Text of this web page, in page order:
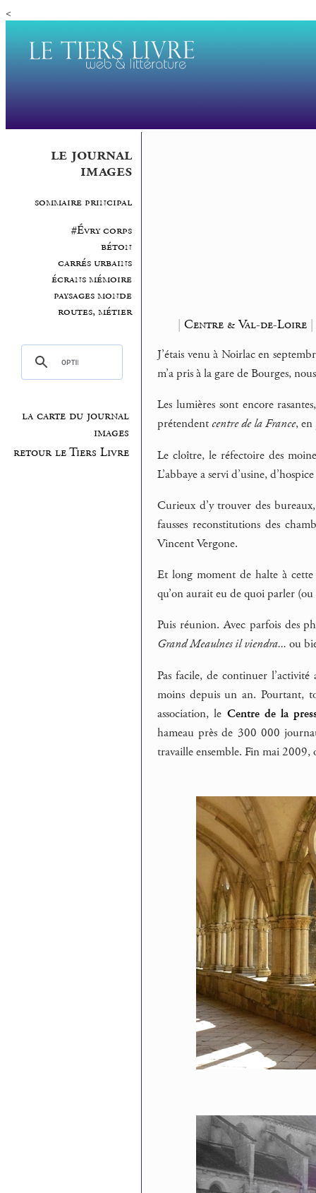
<
le journal
images
sommaire principal
#Évry corps
béton
carrés urbains
écrans mémoire
paysages monde
routes, métier
la carte du journal
images
retour le Tiers Livre
| Centre & Val-de-Loire|
J’étais venu à Noirlac en
m’a pris à la gare de Bourges,
Les lumières sont encore
prétendentcentre de la France, en
Le cloître, le réfectoire des
L’abbaye a servi d’usine,
Curieux d’y trouver des
fausses reconstitutions des
Vincent Vergone.
Et long moment de halte à
qu’on aurait eu de quoi parler (ou
Puis réunion. Avec parfois des
Grand Meaulnes il viendra... ou
Pas facile, de continuer l’activité
moins depuis un an. Pourtant,
association, le Centre de la
hameau près de 300 000
travaille ensemble. Fin mai 2009,